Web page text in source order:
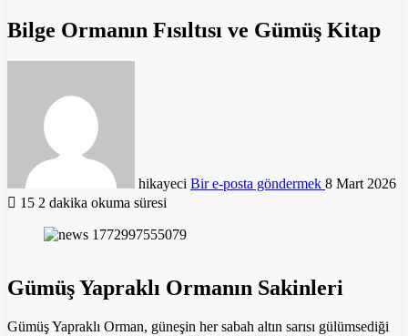
Bilge Ormanın Fısıltısı ve Gümüş Kitap
hikayeci Bir e-posta göndermek 8 Mart 2026
15 2 dakika okuma süresi
Gümüş Yapraklı Ormanın Sakinleri
Gümüş Yapraklı Orman, güneşin her sabah altın sarısı gülümsediği